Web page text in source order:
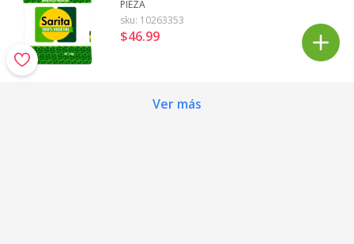
PIEZA
sku: 10263353
$46.99
Ver más